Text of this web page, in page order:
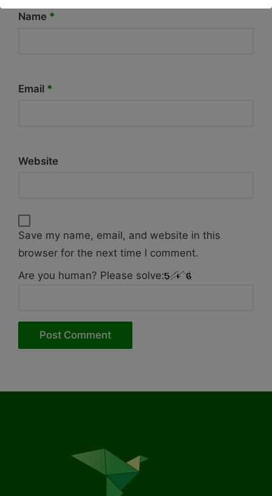
Name *
Email *
Website
Save my name, email, and website in this
browser for the next time I comment.
Are you human? Please solve: